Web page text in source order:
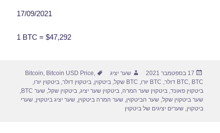
17/09/2021
1 BTC = $47,292
פורסם
בתאריך
17 בספטמבר 2021 מחבר
שער יציג תגיות Bitcoin, Bitcoin USD Price,
BTC, BTC דולר , BTC יורו , BTC שקל ,ביטקוין,ביטקוין דולר,ביטקוין יורו,
ביטקוין פאונד,ביטקוין שער המרה,ביטקוין שער יציג,ביטקוין שקל,שער BTC
,
שער ביטקוין שקל,שער הביטקוין,שער המרה ביטקוין,שער יציג ביטקוין,שערי
ביטקוין,שערים יציגים של ביטקוין